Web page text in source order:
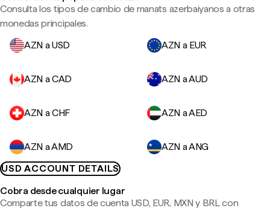
Consulta los tipos de cambio de manats azerbaiyanos a otras
monedas principales.
AZN a USD
AZN a EUR
AZN a CAD AZN a AUD
AZN a CHF AZN a AED
AZN a AMD
AZN a ANG
USD ACCOUNT DETAILS
Cobra desde cualquier lugar
Comparte tus datos de cuenta USD, EUR, MXN y BRL con